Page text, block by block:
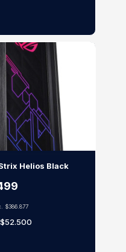
Helios Black
$386.877
$52.500